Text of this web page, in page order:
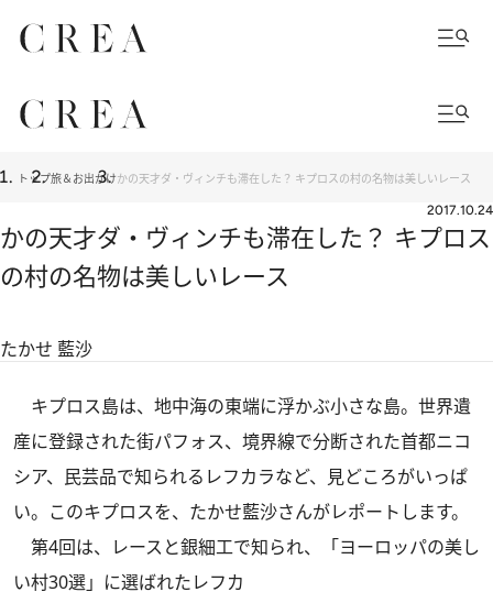
トップ旅＆お出かけかの天才ダ・ヴィンチも滞在した？ キプロスの村の名物は美しいレース
2017.10.24
かの天才ダ・ヴィンチも滞在した？ キプロス
の村の名物は美しいレース
たかせ 藍沙
キプロス島は、地中海の東端に浮かぶ小さな島。世界遺
産に登録された街パフォス、境界線で分断された首都ニコ
シア、民芸品で知られるレフカラなど、見どころがいっぱ
い。このキプロスを、たかせ藍沙さんがレポートします。
第4回は、レースと銀細工で知られ、「ヨーロッパの美し
い村30選」に選ばれたレフカ